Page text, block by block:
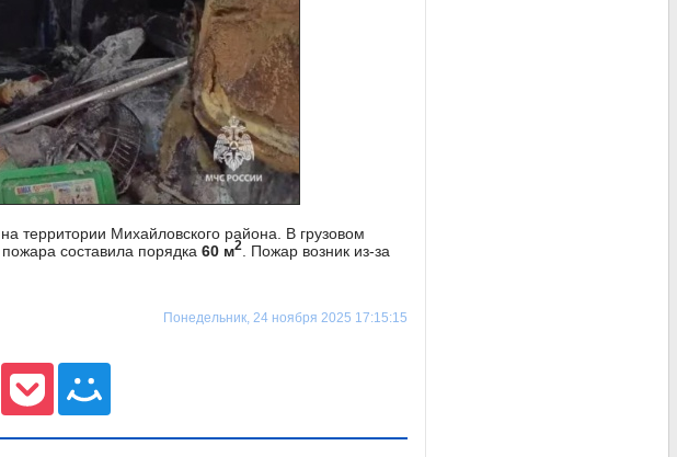
территории Михайловского района. В грузовом
составила порядка 60 м2
. Пожар возник из-за
Понедельник, 24 ноября 2025 17:15:15